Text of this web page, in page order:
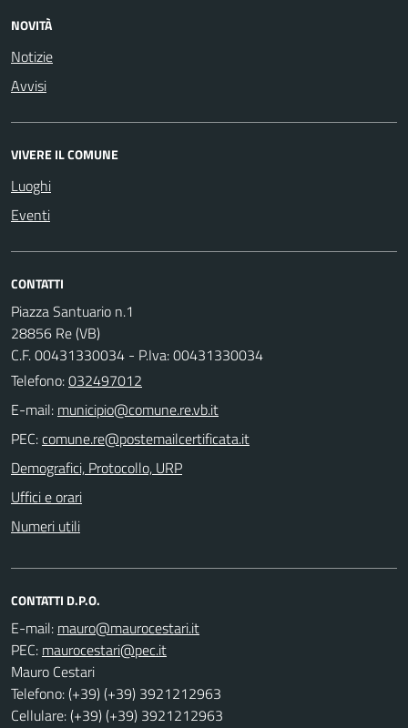
NOVITÀ
Notizie
Avvisi
VIVERE IL COMUNE
Luoghi
Eventi
CONTATTI
Piazza Santuario n.1
28856 Re (VB)
C.F. 00431330034 - P.Iva: 00431330034
Telefono:032497012
E-mail:
PEC:
Demografici, Protocollo, URP
Uffici e orari
Numeri utili
CONTATTI D.P.O.
E-mail:
PEC:
Mauro Cestari
Telefono: (+39) (+39) 3921212963
Cellulare: (+39) (+39) 3921212963